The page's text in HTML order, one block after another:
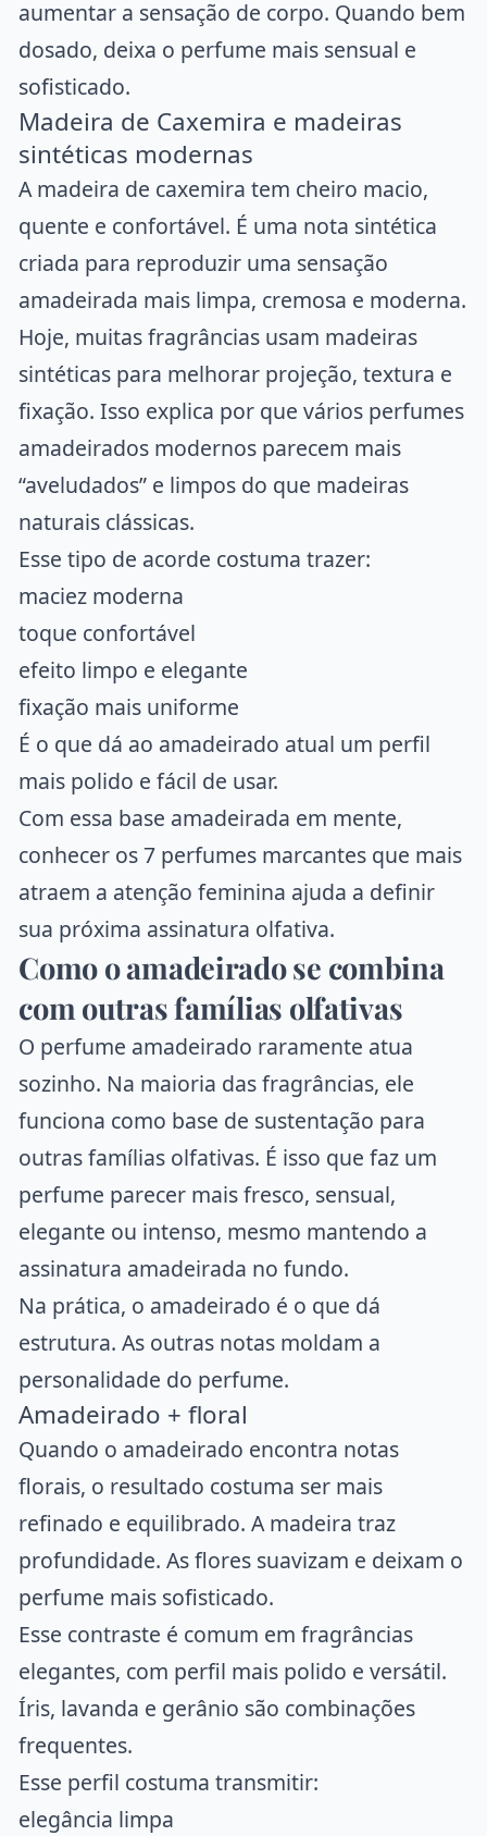
aumentar a sensação de corpo. Quando bem
dosado, deixa o perfume mais sensual e
sofisticado.
Madeira de Caxemira e madeiras
sintéticas modernas
A madeira de caxemira tem cheiro macio,
quente e confortável. É uma nota sintética
criada para reproduzir uma sensação
amadeirada mais limpa, cremosa e moderna.
Hoje, muitas fragrâncias usam madeiras
sintéticas para melhorar projeção, textura e
fixação. Isso explica por que vários perfumes
amadeirados modernos parecem mais
“aveludados” e limpos do que madeiras
naturais clássicas.
Esse tipo de acorde costuma trazer:
maciez moderna
toque confortável
efeito limpo e elegante
fixação mais uniforme
É o que dá ao amadeirado atual um perfil
mais polido e fácil de usar.
Com essa base amadeirada em mente,
conhecer os7 perfumes marcantes que mais
atraem a atenção feminina ajuda a definir
sua próxima assinatura olfativa.
Como o amadeirado se combina
com outras famílias olfativas
O perfume amadeirado raramente atua
sozinho. Na maioria das fragrâncias, ele
funciona como base de sustentação para
outras famílias olfativas. É isso que faz um
perfume parecer mais fresco, sensual,
elegante ou intenso, mesmo mantendo a
assinatura amadeirada no fundo.
Na prática, o amadeirado é o que dá
estrutura. As outras notas moldam a
personalidade do perfume.
Amadeirado + floral
Quando o amadeirado encontra notas
florais, o resultado costuma ser mais
refinado e equilibrado. A madeira traz
profundidade. As flores suavizam e deixam o
perfume mais sofisticado.
Esse contraste é comum em fragrâncias
elegantes, com perfil mais polido e versátil.
Íris, lavanda e gerânio são combinações
frequentes.
Esse perfil costuma transmitir:
elegância limpa